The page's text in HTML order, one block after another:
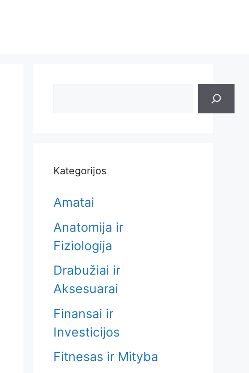
Kategorijos
Amatai
Anatomija ir
Fiziologija
Drabužiai ir
Aksesuarai
Finansai ir
Investicijos
Fitnesas ir Mityba